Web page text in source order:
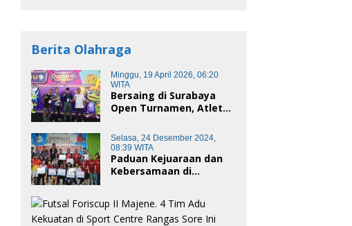
Berita Olahraga
Minggu, 19 April 2026, 06:20
WITA
Bersaing di Surabaya
Open Turnamen, Atlet
melaju
Selasa, 24 Desember 2024,
08:39 WITA
Paduan Kejuaraan dan
Kebersamaan di